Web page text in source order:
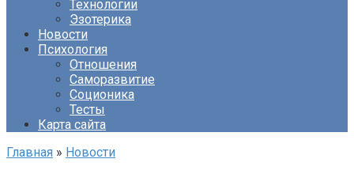
Технологии
Эзотерика
Новости
Психология
Отношения
Саморазвитие
Соционика
Тесты
Карта сайта
Главная » Новости